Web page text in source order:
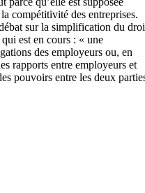
compétitivité des entreprises.
sur la simplification du
est en cours : « une
des employeurs ou, en
rapports entre employeurs et
pouvoirs entre les deux